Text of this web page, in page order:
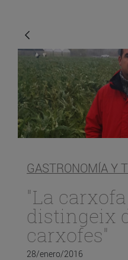
GASTRONOMÍA Y
"La
distingeix
carxofes"
28/enero/2016